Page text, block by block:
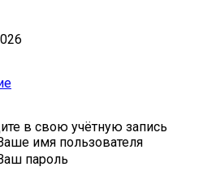
в свою учётную запись
имя пользователя
пароль